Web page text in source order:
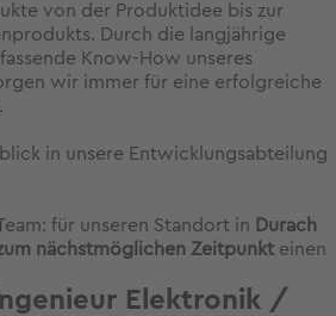
von der Produktidee bis zur
Durch die langjährige
Know-How unseres
wir immer für eine erfolgreiche
in unsere Entwicklungsabteilung
für unseren Standort in Durach
nächstmöglichen Zeitpunkt einen
Elektronik /